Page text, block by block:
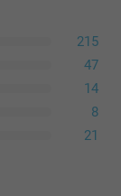
215
47
14
8
21